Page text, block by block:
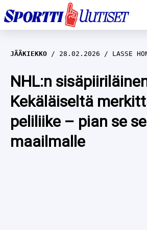
EM-YLEISURHEILU
JÄÄKIEKKO
YLEISURHEILU
WILMA HELTELÄ
TALVILAJIT
JÄÄKIEKKO 28.02.2026 LASSE
NHL:n
Kekäläiseltä
peliliike – pian se
maailmalle